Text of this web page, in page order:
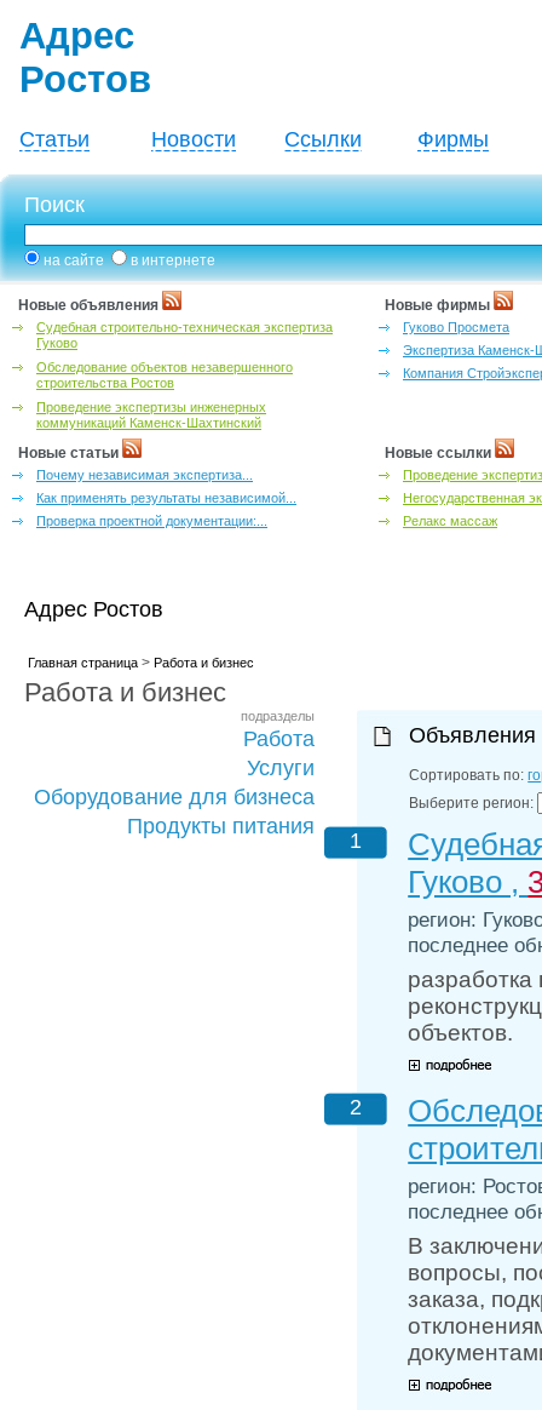
Адрес
Ростов
Статьи Новости Ссылки Фирмы
Поиск
на сайте в интернете
Новые объявления
Судебная строительно-техническая экспертиза
Гуково
Обследование объектов незавершенного
строительства Ростов
Проведение экспертизы инженерных
коммуникаций Каменск-Шахтинский
Новые фирмы
Гуково Просмета
Экспертиза Каменск-
Компания
Новые статьи
Почему независимая экспертиза...
Как применять результаты независимой...
Проверка проектной документации:...
Новые ссылки
Проведение
Негосударственная
Релакс массаж
Адрес Ростов
Главная страница> Работа и бизнес
Работа и бизнес
подразделы
Работа
Услуги
Оборудование для бизнеса
Продукты питания
Сортировать по:
Выберите регион:
1
Гуково ,
регион:
последнее
объектов.
2
регион:
последнее
В
вопросы,
заказа,